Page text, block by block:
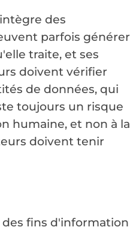
des
parfois générer
traite, et ses
doivent vérifier
de données, qui
toujours un risque
humaine, et non à la
doivent tenir
des fins d'information